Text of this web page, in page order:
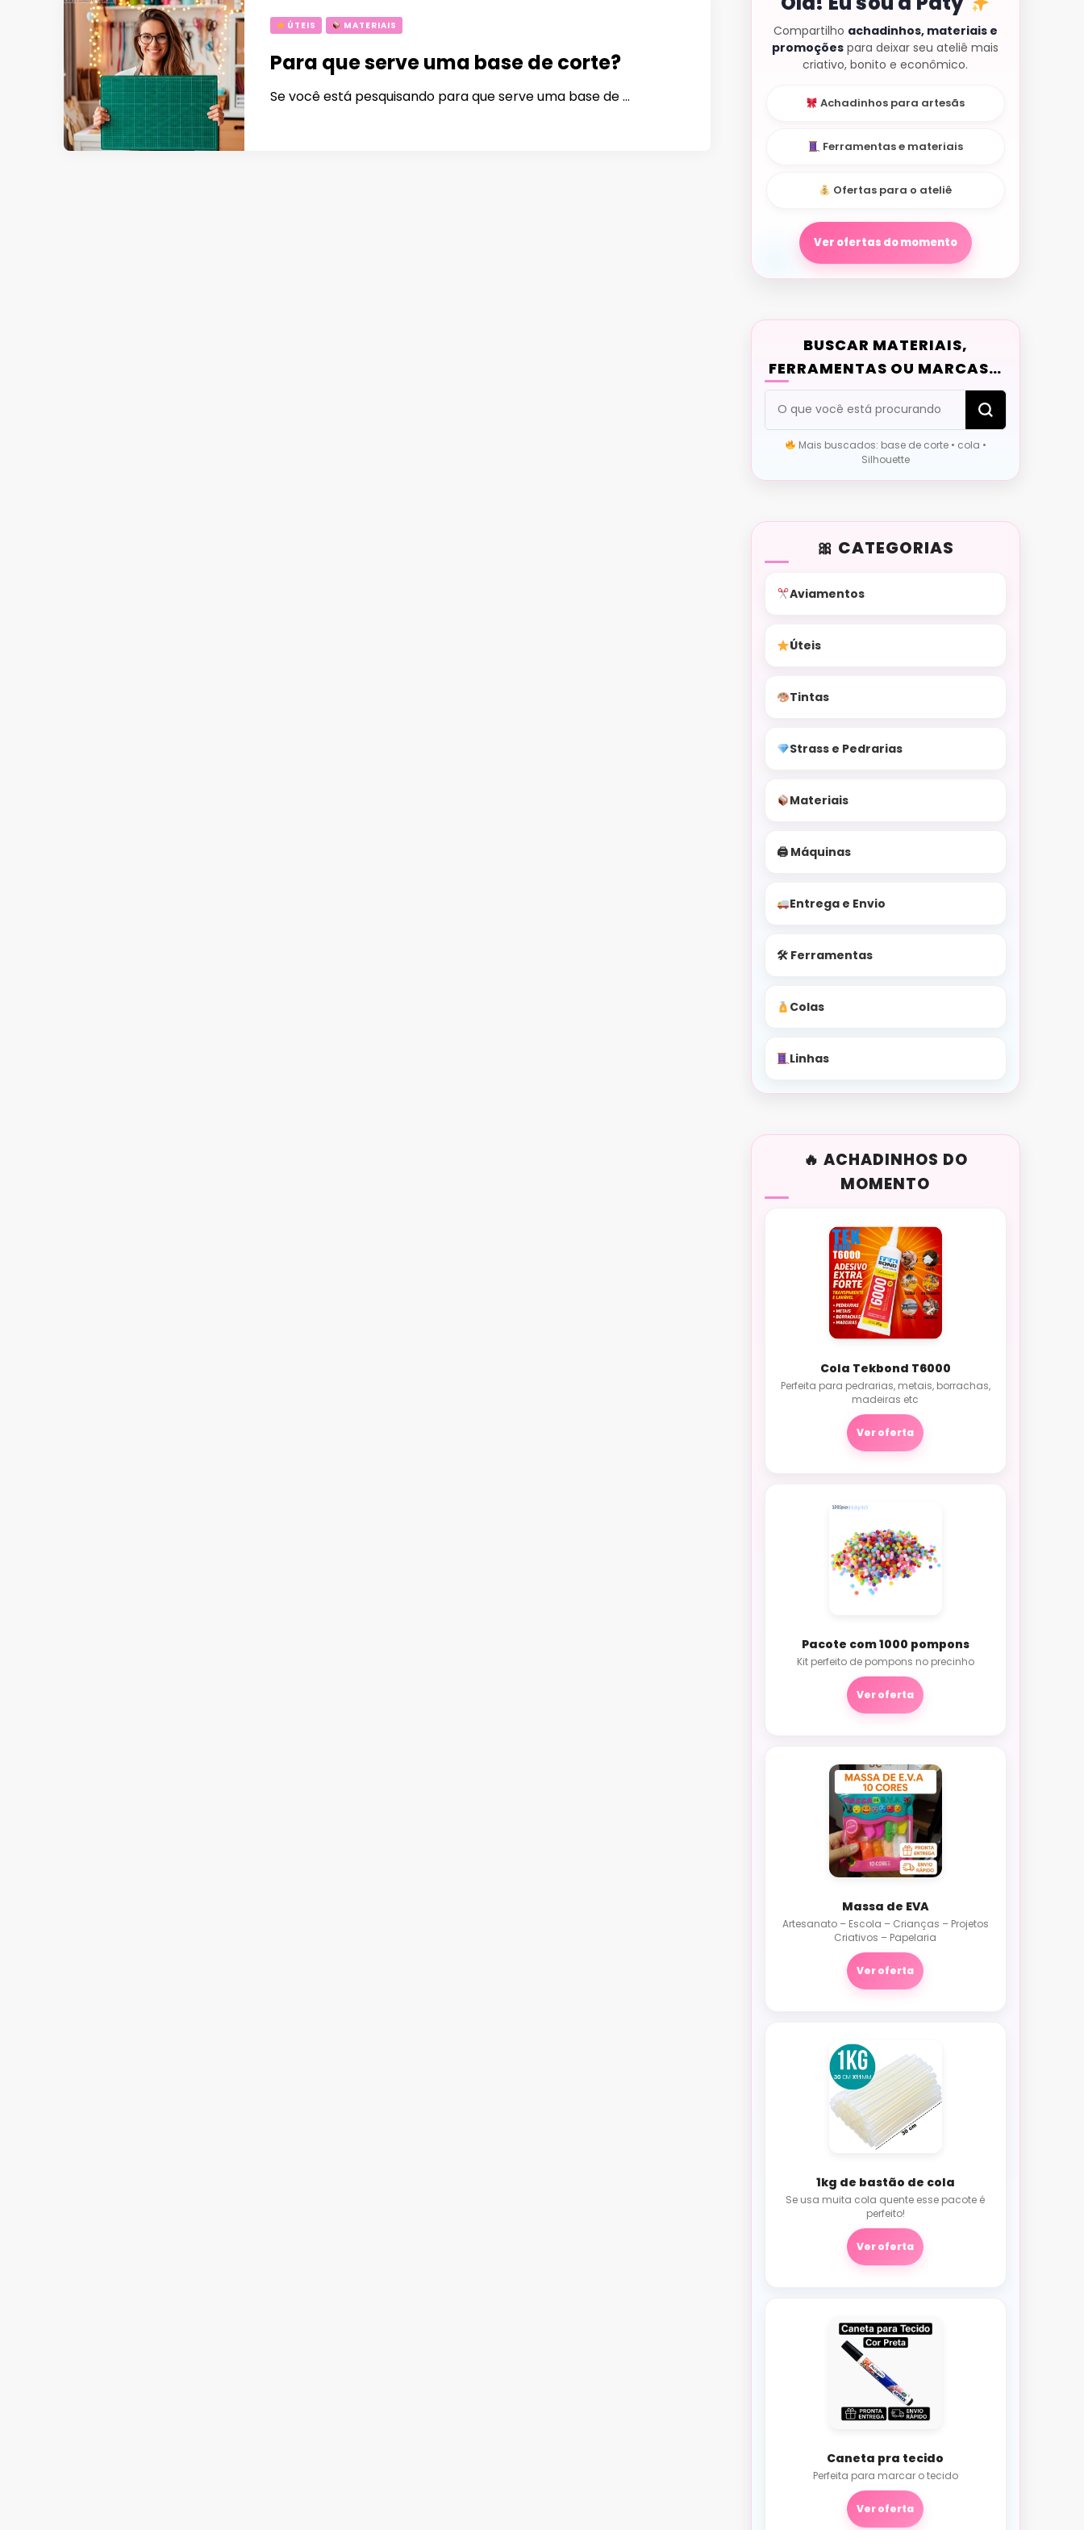
ÚTEIS MATERIAIS
Para que serve uma base de corte?
Se você está pesquisando para que serve uma base de …
Compartilho achadinhos, materiais e
promoções para deixar seu ateliê mais
criativo, bonito e econômico.
Achadinhos para artesãs
Ferramentas e materiais
Ofertas para o ateliê
Ver ofertas do momento
BUSCAR MATERIAIS,
FERRAMENTAS OU MARCAS…
Procurando
algo?
Mais buscados: base de corte • cola •
Silhouette
CATEGORIAS
Aviamentos
Úteis
Tintas
Strass e Pedrarias
Materiais
🖨 Máquinas
Entrega e Envio
🛠 Ferramentas
Colas
Linhas
ACHADINHOS DO
MOMENTO
Cola Tekbond T6000
Perfeita para pedrarias, metais, borrachas,
madeiras etc
Ver oferta
Pacote com 1000 pompons
Kit perfeito de pompons no precinho
Ver oferta
Massa de EVA
Artesanato – Escola – Crianças – Projetos
Criativos – Papelaria
Ver oferta
1kg de bastão de cola
Se usa muita cola quente esse pacote é
perfeito!
Ver oferta
Caneta pra tecido
Perfeita para marcar o tecido
Ver oferta